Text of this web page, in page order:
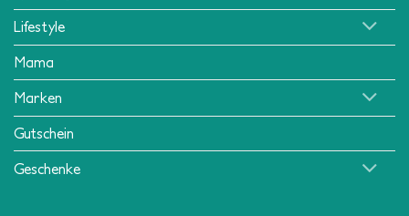
Lifestyle
Mama
Marken
Gutschein
Geschenke